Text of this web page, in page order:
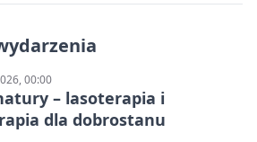
00:00
– lasoterapia i
dla dobrostanu